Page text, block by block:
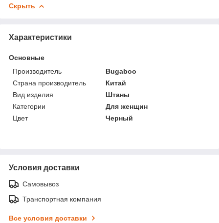
Скрыть
Характеристики
Основные
Производитель
Bugaboo
Страна производитель
Китай
Вид изделия
Штаны
Категории
Для женщин
Цвет
Черный
Условия доставки
Самовывоз
Транспортная компания
Все условия доставки